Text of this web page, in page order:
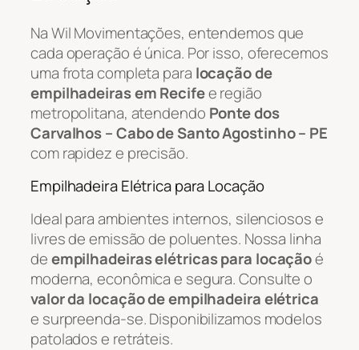
Na Wil Movimentações, entendemos que
cada operação é única. Por isso, oferecemos
uma frota completa para locação de
empilhadeiras em Recifee região
metropolitana, atendendo Ponte dos
Carvalhos – Cabo de Santo Agostinho – PE
com rapidez e precisão.
Empilhadeira Elétrica para Locação
Ideal para ambientes internos, silenciosos e
livres de emissão de poluentes. Nossa linha
deempilhadeiras elétricas para locaçãoé
moderna, econômica e segura. Consulte o
valor da locação de empilhadeira elétrica
e surpreenda-se. Disponibilizamos modelos
patolados e retráteis.